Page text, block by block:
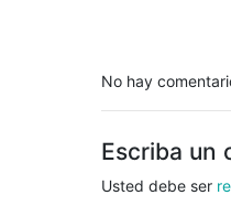
No hay
Escriba un
Usted debe ser